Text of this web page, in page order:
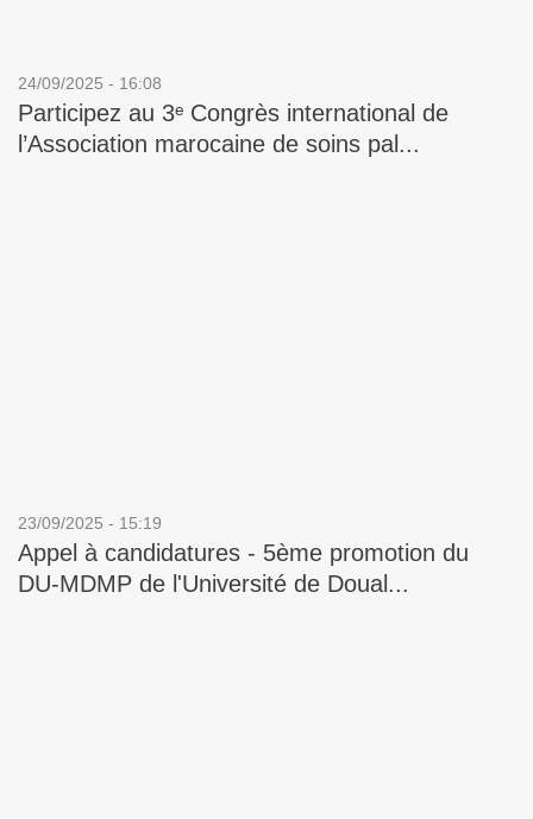
24/09/2025 - 16:08
Participez au 3ᵉ Congrès international de
l’Association marocaine de soins pal...
23/09/2025 - 15:19
Appel à candidatures - 5ème promotion du
DU-MDMP de l'Université de Doual...